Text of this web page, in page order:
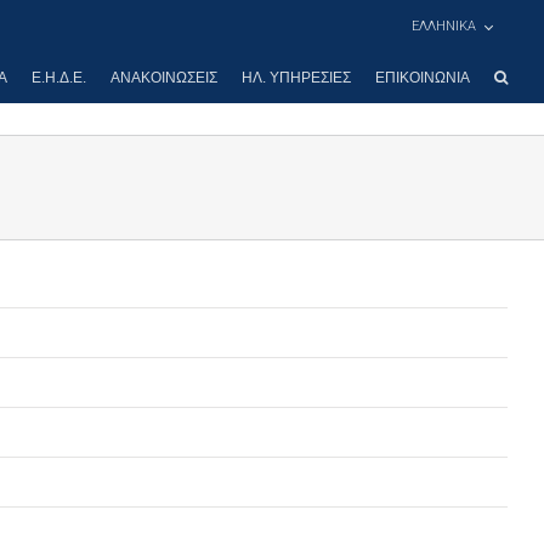
ΕΛΛΗΝΙΚΑ
Ε.Η.Δ.Ε. ΑΝΑΚΟΙΝΏΣΕΙΣ ΗΛ. ΥΠΗΡΕΣΊΕΣ ΕΠΙΚΟΙΝΩΝΊΑ